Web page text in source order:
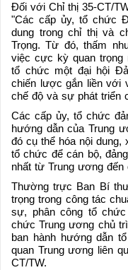
Đối với Chỉ thị 35-CT/
"Các cấp ủy, tổ chức
dung trong chỉ thị và
Trọng. Từ đó, thấm
việc cực kỳ quan trọng
tổ chức một đại hội
chiến lược gắn liền với
chế độ và sự phát triển
Các cấp ủy, tổ chức
hướng dẫn của Trung
đó cụ thể hóa nội dung,
tổ chức để cán bộ,
nhất từ Trung ương
Thường trực Ban Bí
trọng trong công tác
sự, phân công tổ
chức Trung ương chủ
ban hành hướng dẫn
quan Trung ương liên
CT/TW.